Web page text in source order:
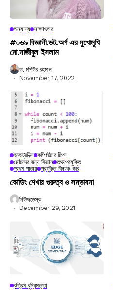
অন্যান্য সাক্ষাৎকার
#০৬৯ বিজ্ঞানী.ডট.অর্গ এর মুখোমুখি
মো.নাজীবুল ইসলাম
ড. মশিউর রহমান
November 17, 2022
ইলেক্ট্রনিক্স কম্পিউটার টিপস
ছোটদের জন্য বিজ্ঞান তথ্যপ্রযুক্তি
প্রথম পাতায় প্রযুক্তি বিষয়ক খবর
কোডিং শেখার গুরুত্ব ও সম্ভাবনা
নিউজডেস্ক
December 29, 2021
কৃত্রিম বুদ্ধিমত্তা